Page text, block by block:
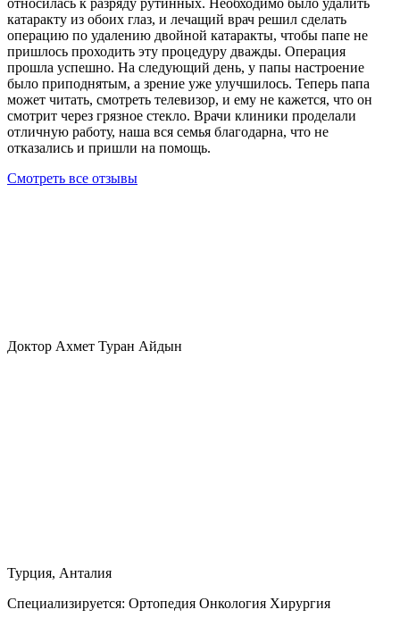
катаракту из обоих глаз, и лечащий врач решил сделать
операцию по удалению двойной катаракты, чтобы папе не
пришлось проходить эту процедуру дважды. Операция
прошла успешно. На следующий день, у папы настроение
было приподнятым, а зрение уже улучшилось. Теперь папа
может читать, смотреть телевизор, и ему не кажется, что он
смотрит через грязное стекло. Врачи клиники проделали
отличную работу, наша вся семья благодарна, что не
отказались и пришли на помощь.
Смотреть все отзывы
Доктор Ахмет Туран Айдын
Турция, Анталия
Специализируется: Ортопедия Онкология Хирургия